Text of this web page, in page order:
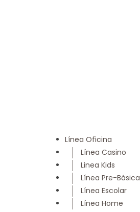
Línea Oficina
Línea Casino
Linea Kids
Línea Pre-Básica
Línea Escolar
Línea Home